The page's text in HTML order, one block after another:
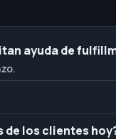
ayuda de
de los clientes